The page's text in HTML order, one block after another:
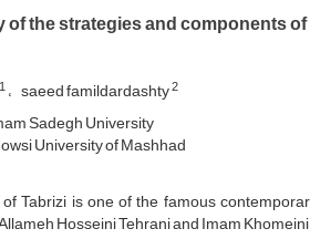
the strategies and components
1 saeed famildardashty2
Sadegh University
University of Mashhad
Tabrizi is one of the famous
Hosseini Tehrani and Imam